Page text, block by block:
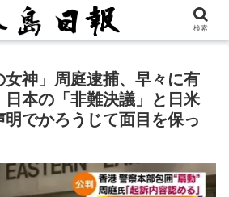
神」周庭逮捕、早々に有
本の「非難決議」と日米
でかろうじて面目を保っ
検索